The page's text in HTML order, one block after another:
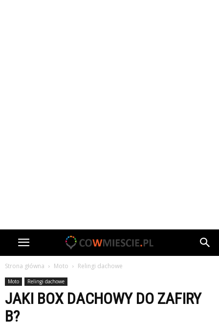
Strona główna Moto Relingi dachowe
Moto Relingi dachowe
JAKI BOX DACHOWY DO ZAFIRY
B?